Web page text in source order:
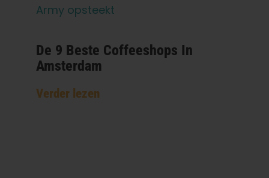
De 9 Beste Coffeeshops In
Amsterdam
Verder lezen